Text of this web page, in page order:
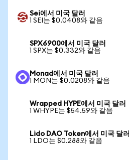
Sei에서 미국 달러
1 SEI는 $0.0408와 같음
SPX6900에서 미국 달러
1 SPX는 $0.332와 같음
Monad에서 미국 달러
1 MON는 $0.0208와 같음
Wrapped HYPE에서 미국 달러
1 WHYPE는 $54.59와 같음
Lido DAO Token에서 미국 달러
1 LDO는 $0.288와 같음